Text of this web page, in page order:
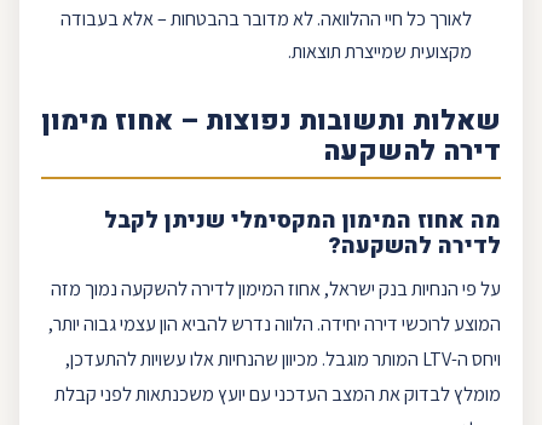
לאורך כל חיי ההלוואה. לא מדובר בהבטחות – אלא בעבודה
מקצועית שמייצרת תוצאות.
שאלות ותשובות נפוצות – אחוז מימון
דירה להשקעה
מה אחוז המימון המקסימלי שניתן לקבל
לדירה להשקעה?
על פי הנחיות בנק ישראל, אחוז המימון לדירה להשקעה נמוך מזה
המוצע לרוכשי דירה יחידה. הלווה נדרש להביאהון עצמיגבוה יותר,
ויחס ה-LTV המותר מוגבל. מכיוון שהנחיות אלו עשויות להתעדכן,
מומלץ לבדוק את המצב העדכני עםיועץ משכנתאותלפני קבלת